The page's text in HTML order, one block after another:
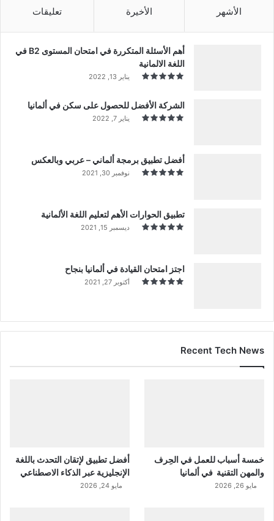
الأشهر الأخيرة تعليقات
أهم الأسئلة المتكررة في امتحان المستوى B2 في
اللغة الالمانية
يناير 13, 2022
الشركة الأفضل للحصول على سكن في ألمانيا
يناير 7, 2022
أفضل تطبيق برمجة ألماني – عربي وبالعكس
نوفمبر 30, 2021
تطبيق الحوارات الأهم لتعليم اللغة الألمانية
ديسمبر 15, 2021
اجتز امتحان القيادة في ألمانيا بنجاح
أكتوبر 27, 2021
Recent Tech News
خمسة أسباب للعمل في الحِرف
والمهن التقنية في ألمانيا
مايو 26, 2026
أفضل تطبيق لإتقان التحدث باللغة
الإنجليزية عبر الذكاء الاصطناعي
مايو 24, 2026